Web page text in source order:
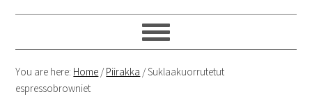
You are here: Home /Piirakka /Suklaakuorrutetut
espressobrowniet